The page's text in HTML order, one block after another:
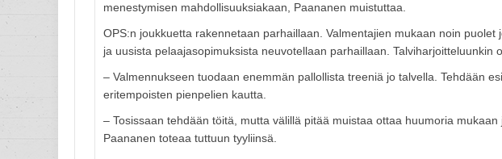
menestymisen mahdollisuuksiakaan, Paananen muistuttaa.
OPS:n joukkuetta rakennetaan parhaillaan. Valmentajien mukaan noin
ja uusista pelaajasopimuksista neuvotellaan parhaillaan. Talviharjoitteluunkin
– Valmennukseen tuodaan enemmän pallollista treeniä jo talvella. Tehdään
eritempoisten pienpelien kautta.
– Tosissaan tehdään töitä, mutta välillä pitää muistaa ottaa huumoria mukaan
Paananen toteaa tuttuun tyyliinsä.